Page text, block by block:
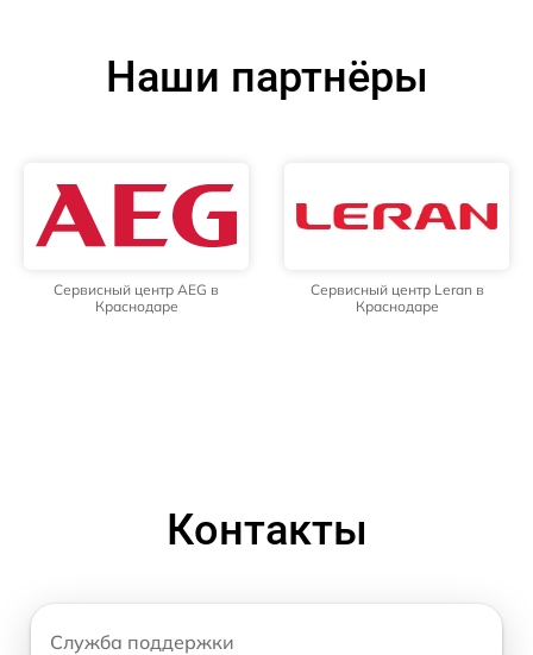
Наши партнёры
Сервисный центр AEG в
Краснодаре
Сервисный центр Leran в
Краснодаре
Контакты
Служба поддержки